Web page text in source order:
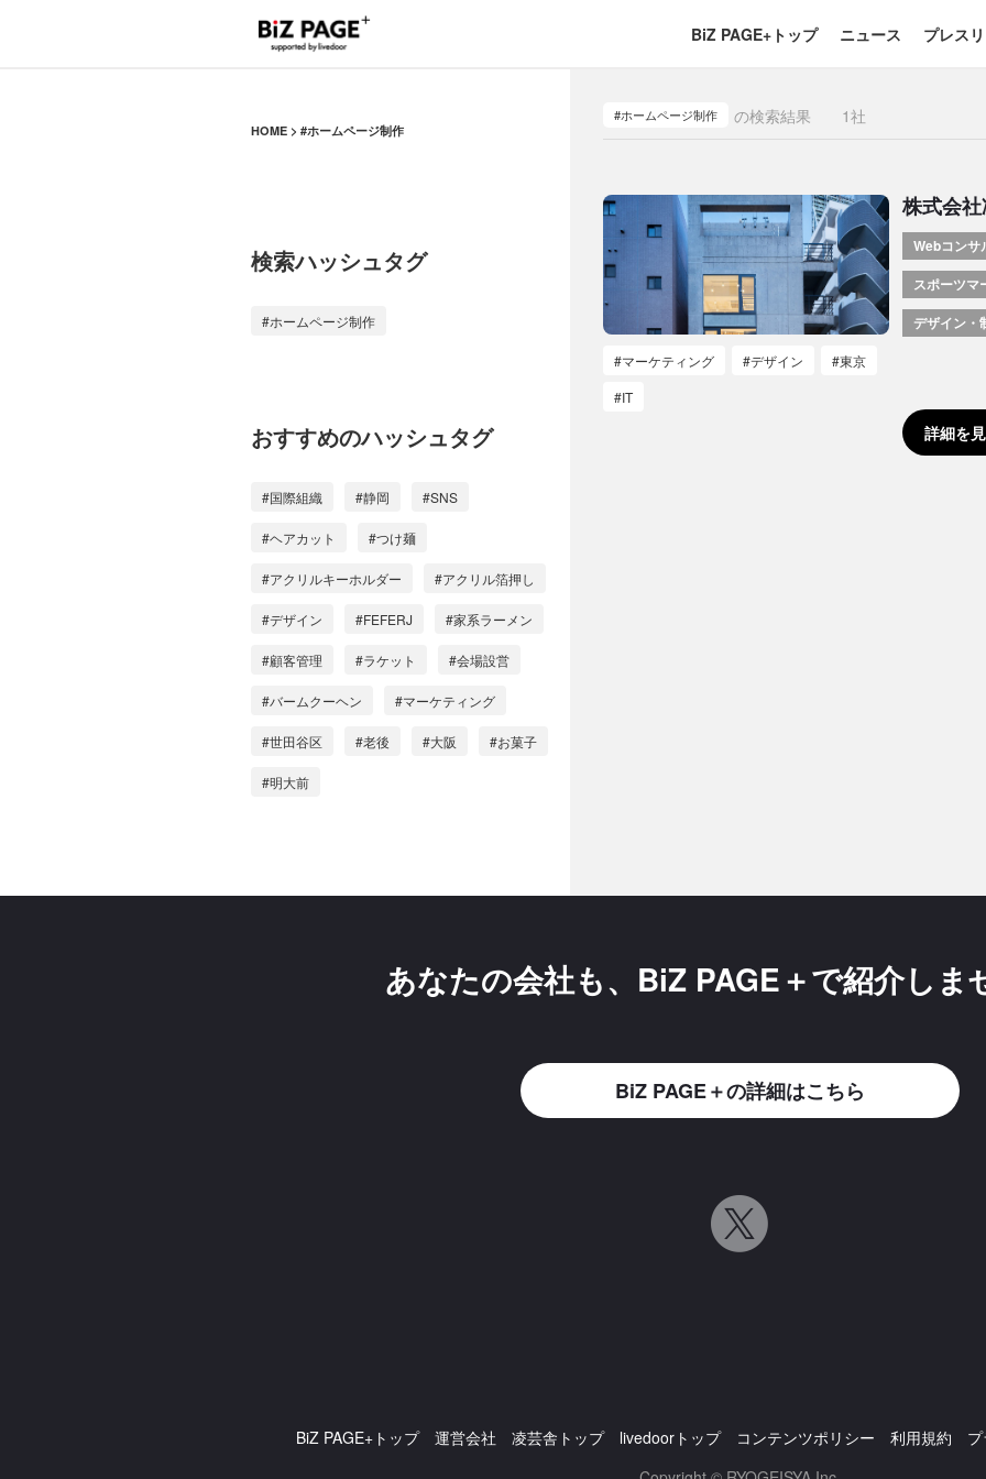
BiZ PAGE+トップ ニュース プレス
HOME #ホームページ制作
検索ハッシュタグ
#ホームページ制作
おすすめのハッシュタグ
#国際組織 #静岡 #SNS
#ヘアカット #つけ麺
#アクリルキーホルダー #アクリル箔押し
#デザイン #FEFERJ #家系ラーメン
#顧客管理 #ラケット #会場設営
#バームクーヘン #マーケティング
#世田谷区 #老後 #大阪 #お菓子
#明大前
#ホームページ制作 の検索結果 1社
#マーケティング #デザイン
#東京
#IT
株式会
Webコンサ
スポーツマ
デザイン・
詳細を
あなたの会社も、 BiZ PAGE＋で紹介しま
BiZ PAGE＋の詳細はこちら
BiZ PAGE+トップ 運営会社 凌芸舎トップ livedoorトップ コンテンツポリシー 利用規約